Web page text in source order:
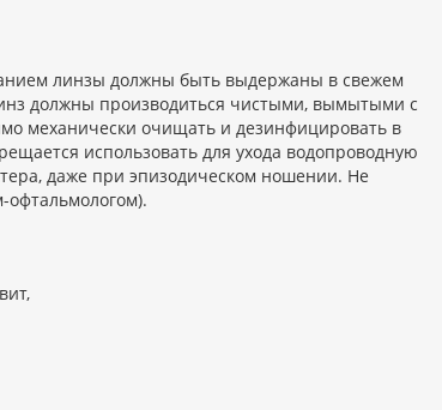
линзы должны быть выдержаны в свежем
должны производиться чистыми, вымытыми с
механически очищать и дезинфицировать в
использовать для ухода водопроводную
даже при эпизодическом ношении. Не
офтальмологом).